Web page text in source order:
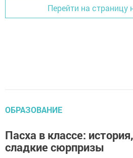
Перейти на страницу
ОБРАЗОВАНИЕ
Пасха в классе:
сладкие сюрпризы